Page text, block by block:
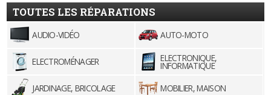
TOUTES LES RÉPARATIONS
AUDIO-VIDÉO AUTO-MOTO
ELECTROMÉNAGER ELECTRONIQUE,
INFORMATIQUE
JARDINAGE, BRICOLAGE
MOBILIER, MAISON